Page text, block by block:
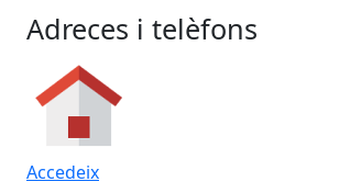
Adreces i telèfons
Accedeix